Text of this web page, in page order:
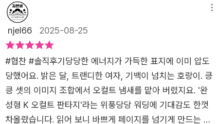
람이든 상관없었다. 선한 마음은 고이지 않는다. 그것은 다
른 이에게 전해지고 퍼져서 남는다. 그러나 악의는 달랐다.
그대로 가라앉고 썩는다. 그리고 다른 희생자를 찾아 잡아먹
는 것이다. 이 빌딩에 고인 것은 그런 썩은 마음에서 시작된
악귀들이었다.' (79p) 애초에 달의 여신이 될 운명을 타고난
보름이 하늘에서 땅으로 떨어진 이유를 떠올리면 몹시 화가
나면서도 슬프지만, 보름의 선택은 틀리지 않았다고 생각해
요. 바로 그 마음이 세상을 구했으니 말이에요. '당신이 돌아
보름과 그를 깨우게 한 산호는인간 세상에서의 삶을 살아남
기 위해잡신을 떼어주는 활동을 한다.'쓸모 없어진'에 마음을
쓰는 보름은자신의 처지같이 쓸모를 찾고자 하는 이들에게
마음을 쉬이 떼지 못하고 품고 마는데,우연한 기회에 만나게
된 연화 역시그런 이유로 그들과 함께 머무르게 된다.의심스
러웠던 사건들을 파헤치던 중이 모든 시작을 만든 그날의
'사건'에모든 뿌리가 향하며 오랜 시간 묻혀있던어두운 세력
의 계획이 점차 드러나기 시작한다.서로에 대한 마음을 모른
호랑이까지!이거다, 이거!!!한 손만 쓸 수 있는 상황이니,이럴
때 전자책이 제격이지!* 바로 읽기를 누르자 표지 속그 여인
이 눈앞에 나타났다.달 문양이 새겨진 검은 야구방망이를 휘
두르며허주신에게 사로잡힌 여자를 단숨에 잡도리하는 월신
보름.그리고 그 뒤를 든든히 지켜주는 수호.마치 액션 영화
의 오프닝 장면 같아스크롤을 멈출 수가 없었다.* 읽다 보니
조금씩 그들의 정체가 드러났다.보름은 원래 달에 살던 월
신,산호는 한때 산신을 모셨던 산군이었다.사랑을 쫓아 달을
njel66 2025-08-25
#협찬 #솔직후기당당한 에너지가 가득한 표지에 이미 압도
당했어요. 밝은 달, 트랜디한 여자, 기백이 넘치는 호랑이. 킁
킁 셋의 이미지 조합에서 오컬트 냄새를 맡아 버렸지요. '완
성형 K 오컬트 판타지'라는 위풍당당 워딩에 기대감도 한껏
차올랐습니다. 읽어 보니 바쁘게 페이지를 넘기게 만드는 책